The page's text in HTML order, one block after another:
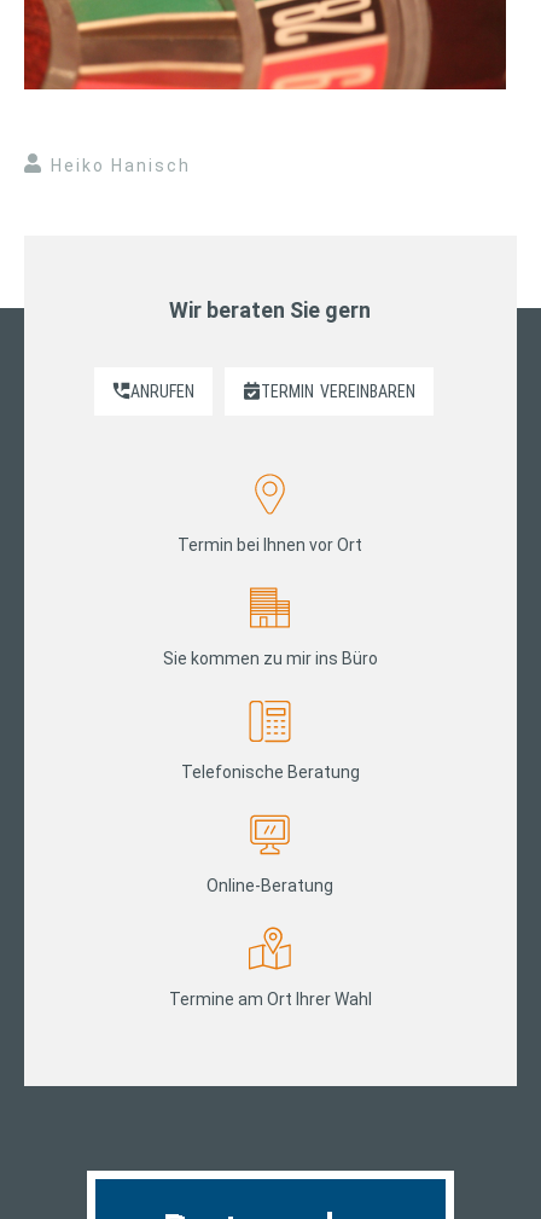
Heiko Hanisch
Wir beraten Sie gern
ANRUFEN TERMIN VEREINBAREN
Termin bei Ihnen vor Ort
Sie kommen zu mir ins Büro
Telefonische Beratung
Online-Beratung
Termine am Ort Ihrer Wahl